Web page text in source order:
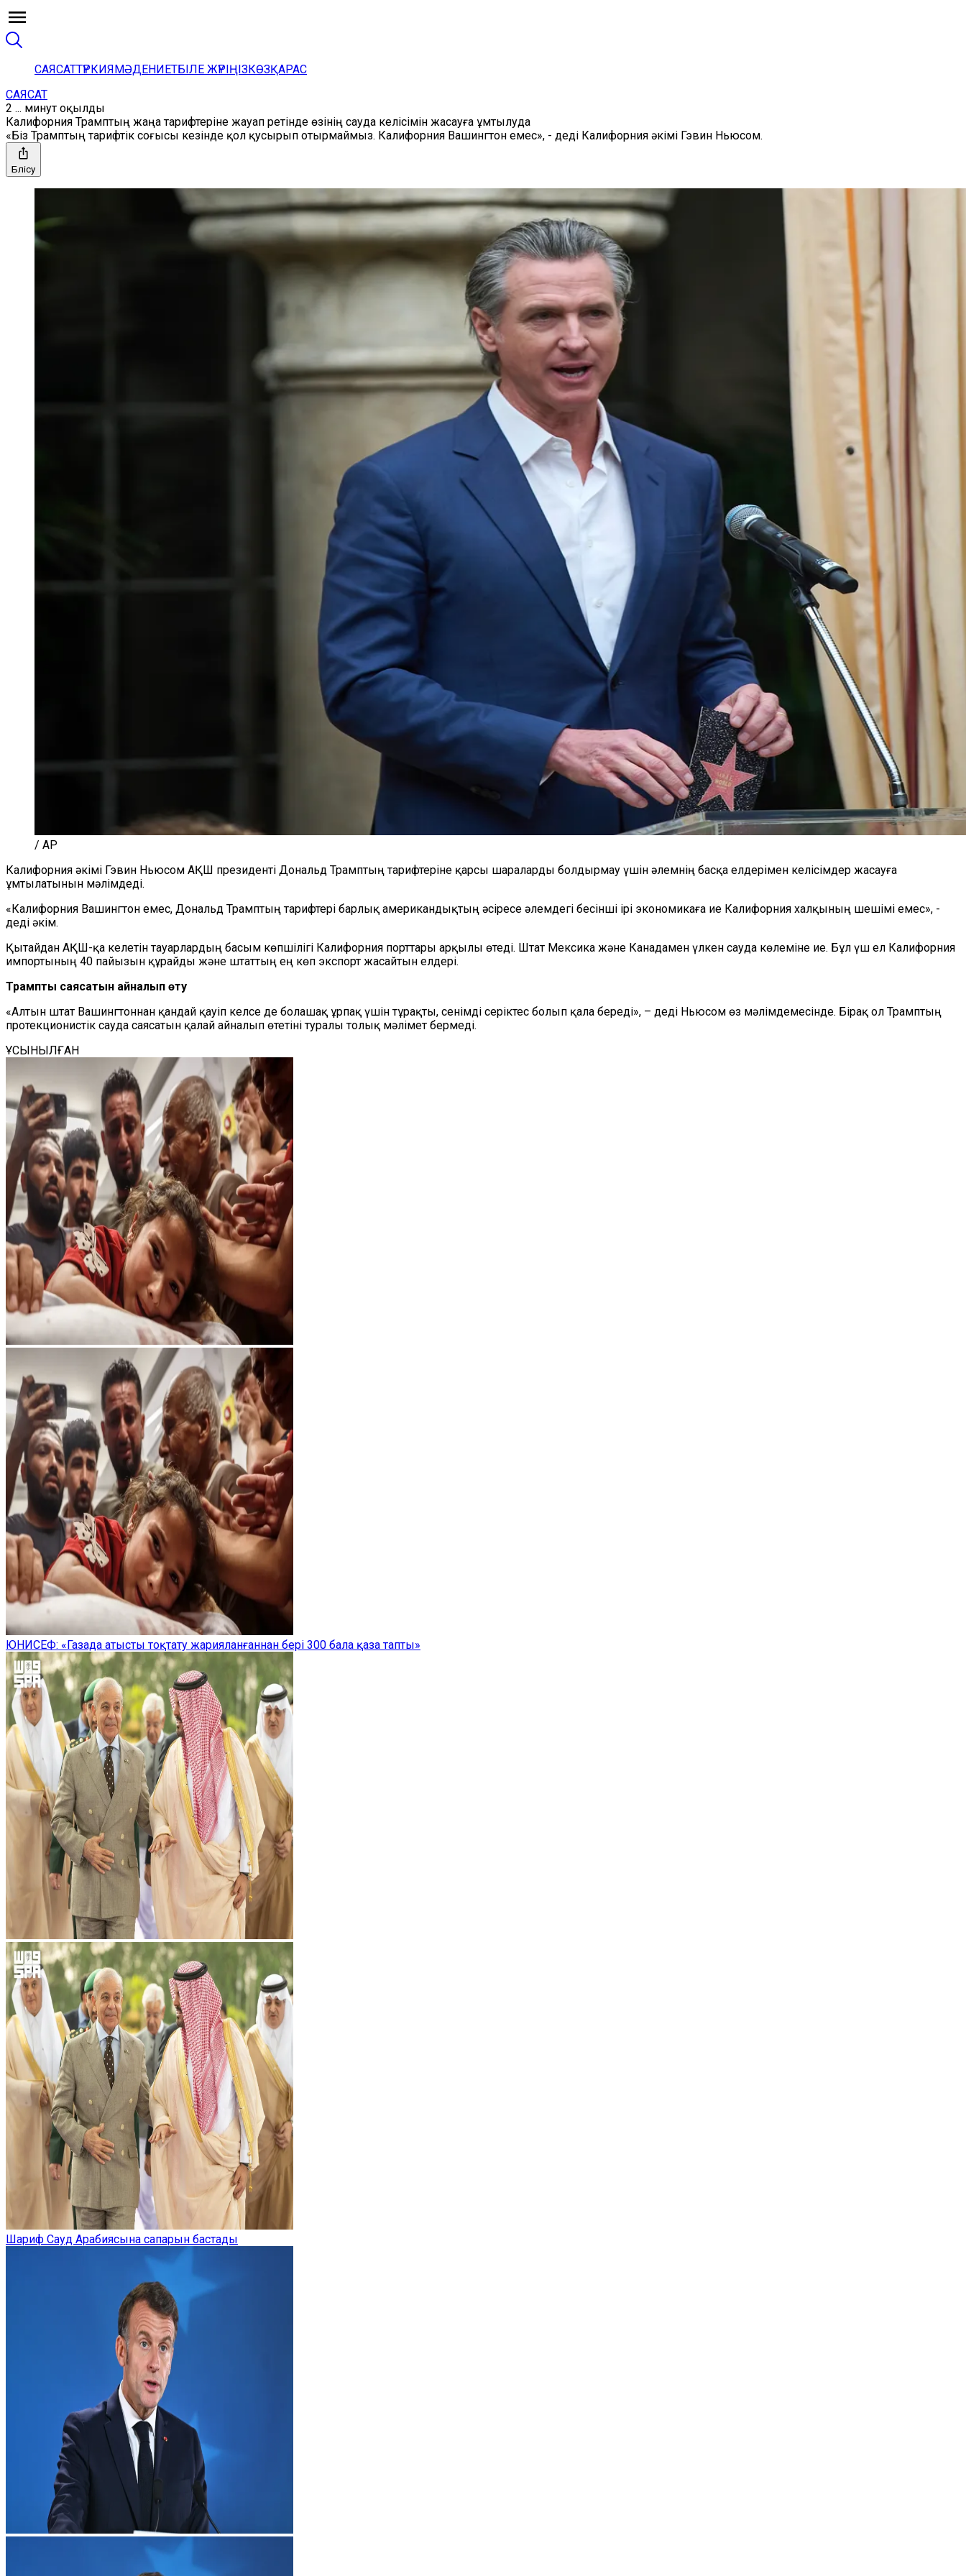
САЯСАТТҮРКИЯМӘДЕНИЕТБІЛЕ ЖҮРІҢІЗКӨЗҚАРАС
САЯСАТ
2 ... минут оқылды
Калифорния Трамптың жаңа тарифтеріне жауап ретінде өзінің сауда келісімін жасауға ұмтылуда
«Біз Трамптың тарифтік соғысы кезінде қол қусырып отырмаймыз. Калифорния Вашингтон емес», - деді Калифорния әкімі Гэвин Ньюсом.
Бөлісу
/ AP
Калифорния әкімі Гэвин Ньюсом АҚШ президенті Дональд Трамптың тарифтеріне қарсы шараларды болдырмау үшін әлемнің басқа елдерімен келісімдер жасауға
ұмтылатынын мәлімдеді.
«Калифорния Вашингтон емес, Дональд Трамптың тарифтері барлық американдықтың әсіресе әлемдегі бесінші ірі экономикаға ие Калифорния халқының шешімі емес», -
деді әкім.
Қытайдан АҚШ-қа келетін тауарлардың басым көпшілігі Калифорния порттары арқылы өтеді. Штат Мексика және Канадамен үлкен сауда көлеміне ие. Бұл үш ел Калифорния
импортының 40 пайызын құрайды және штаттың ең көп экспорт жасайтын елдері.
Трамптың саясатын айналып өту
«Алтын штат Вашингтоннан қандай қауіп келсе де болашақ ұрпақ үшін тұрақты, сенімді серіктес болып қала береді», – деді Ньюсом өз мәлімдемесінде. Бірақ ол Трамптың
протекционистік сауда саясатын қалай айналып өтетіні туралы толық мәлімет бермеді.
ҰСЫНЫЛҒАН
ЮНИСЕФ: «Газада атысты тоқтату жарияланғаннан бері 300 бала қаза тапты»
Шариф Сауд Арабиясына сапарын бастады